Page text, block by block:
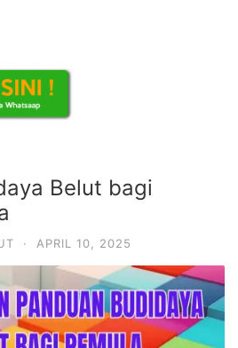
Belut bagi
· APRIL 10, 2025